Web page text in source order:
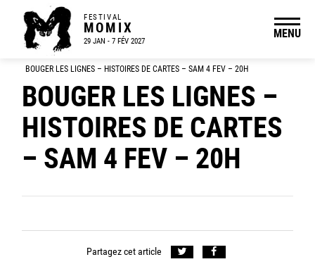
FESTIVAL
MOMIX
29 JAN - 7 FÉV 2027
MENU
BOUGER LES LIGNES – HISTOIRES DE CARTES – SAM 4 FEV – 20H
BOUGER LES LIGNES –
HISTOIRES DE CARTES
– SAM 4 FEV – 20H
Partagez cet article